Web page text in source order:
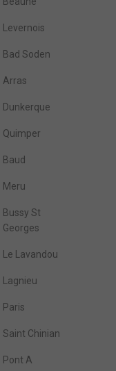
Levernois
Bad Soden
Arras
Dunkerque
Quimper
Baud
Meru
Bussy St
Georges
Le Lavandou
Lagnieu
Paris
Saint Chinian
Pont A